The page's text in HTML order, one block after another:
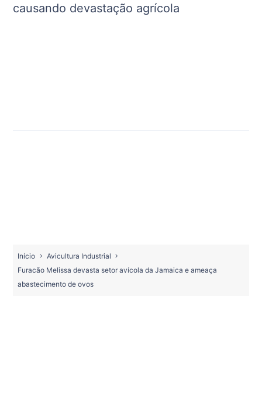
causando devastação agrícola
Início
Avicultura Industrial
Furacão Melissa devasta setor avícola da Jamaica e ameaça
abastecimento de ovos